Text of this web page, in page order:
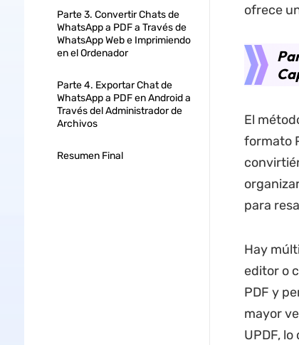
Parte 3. Convertir Chats de
WhatsApp a PDF a Través de
WhatsApp Web e Imprimiendo
en el Ordenador
Parte 4. Exportar Chat de
WhatsApp a PDF en Android a
Través del Administrador de
Archivos
Resumen Final
ofrece
El
formato
para
Hay
editor o
PDF y
mayor
UPDF,